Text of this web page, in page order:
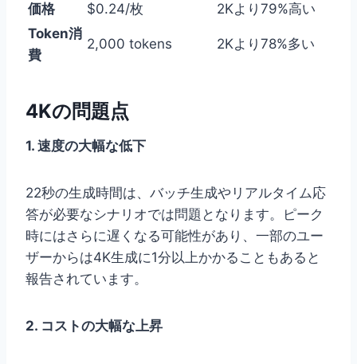
価格
$0.24/枚
2Kより79%高い
Token消
費
2,000 tokens 2Kより78%多い
4Kの問題点
1. 速度の大幅な低下
22秒の生成時間は、バッチ生成やリアルタイム応
答が必要なシナリオでは問題となります。ピーク
時にはさらに遅くなる可能性があり、一部のユー
ザーからは4K生成に1分以上かかることもあると
報告されています。
2. コストの大幅な上昇